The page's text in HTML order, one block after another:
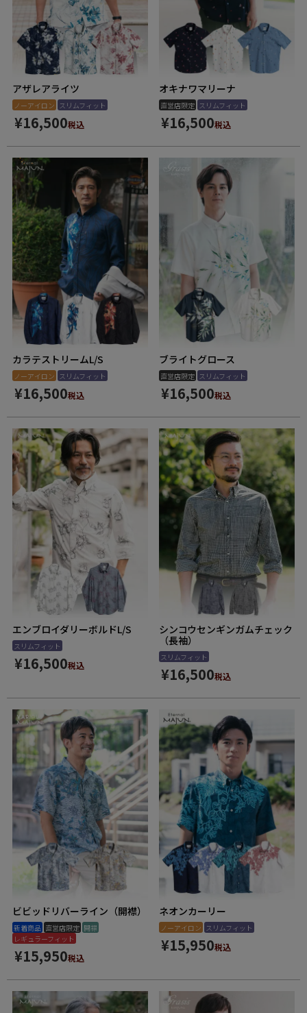
アザレアライツ
ノーアイロン スリムフィット
¥16,500税込
オキナワマリーナ
直営店限定 スリムフィット
¥16,500税込
カラテストリームL/S
ノーアイロン スリムフィット
¥16,500税込
ブライトグロース
直営店限定 スリムフィット
¥16,500税込
エンブロイダリーボルドL/S
スリムフィット
¥16,500税込
シンコウセンギンガムチェック
（長袖）
スリムフィット
¥16,500税込
ビビッドリバーライン（開襟）
新着商品 直営店限定 開襟
レギュラーフィット
¥15,950税込
ネオンカーリー
ノーアイロン スリムフィット
¥15,950税込